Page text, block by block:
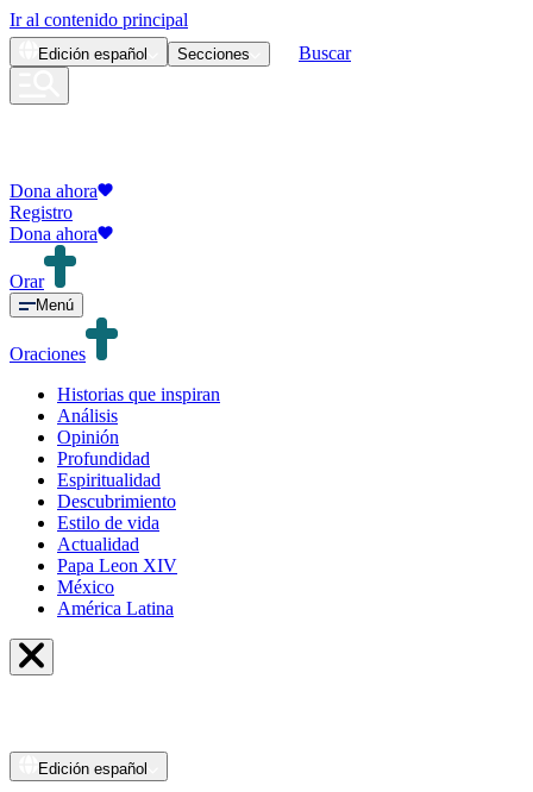
Ir al contenido principal
Edición español Secciones Buscar
Dona ahora
Registro
Dona ahora
Orar
Menú
Oraciones
Historias que inspiran
Análisis
Opinión
Profundidad
Espiritualidad
Descubrimiento
Estilo de vida
Actualidad
Papa Leon XIV
México
América Latina
Edición español